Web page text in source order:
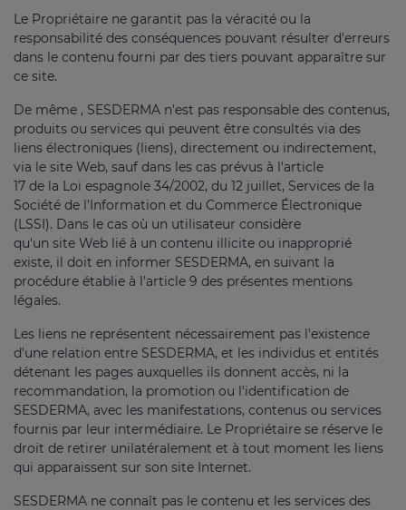
Le Propriétaire ne garantit pas la véracité ou la
responsabilité des conséquences pouvant résulter d'erreurs
dans le contenu fourni par des tiers pouvant apparaître sur
ce site.
De même , SESDERMA n'est pas responsable des contenus,
produits ou services qui peuvent être consultés via des
liens électroniques (liens), directement ou indirectement,
via le site Web, sauf dans les cas prévus à l'article
17 de la Loi espagnole 34/2002, du 12 juillet, Services de la
Société de l'Information et du Commerce Électronique
(LSSI). Dans le cas où un utilisateur considère
qu'un site Web lié à un contenu illicite ou inapproprié
existe, il doit en informer SESDERMA, en suivant la
procédure établie à l'article 9 des présentes mentions
légales.
Les liens ne représentent nécessairement pas l'existence
d'une relation entre SESDERMA, et les individus et entités
détenant les pages auxquelles ils donnent accès, ni la
recommandation, la promotion ou l'identification de
SESDERMA, avec les manifestations, contenus ou services
fournis par leur intermédiaire. Le Propriétaire se réserve le
droit de retirer unilatéralement et à tout moment les liens
qui apparaissent sur son site Internet.
SESDERMA ne connaît pas le contenu et les services des